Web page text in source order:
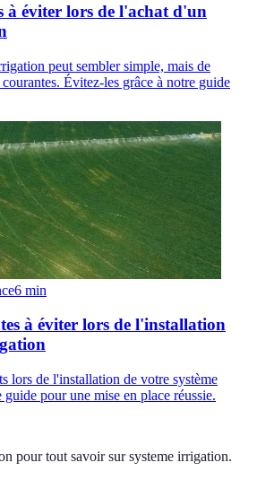
à éviter lors de l'achat d'un
peut sembler simple, mais de
Évitez-les grâce à notre guide
6 min
à éviter lors de l'installation
lors de l'installation de votre système
pour une mise en place réussie.
pour tout savoir sur systeme irrigation.